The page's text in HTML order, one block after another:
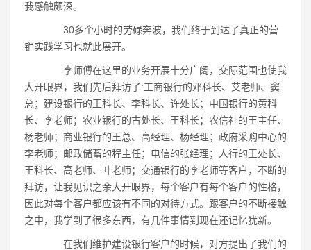
我感触颇深。
30多个小时的劳碌奔波，我们终于到达了真正的营
销实践学习也就此展开。
李师傅在这里的业务开展十分广阔，交际范围也使我
大开眼界，我们先后拜访了:工商银行的邓科长、艾老师、窦
总；建设银行的王科长、李科长、许处长；中国银行的黄科
长、李老师；农业银行的古处长、王科长；农信社的王主任、
杨老师；商业银行的王总、高经理、杨经理；政府采购中心的
李老师；邮政储蓄的程主任；电信的张经理；人行的王处长、
王科长、高老师、叶老师；交通银行的李老师等客户，不断的
拜访，让我见识之余大开眼界，每个客户有每个客户的性格，
因此对每个客户都应该有不同的对待方式。跟客户的不断接触
之中，我学到了很多东西，有几件事情到现在还记忆犹新。
在我们维护建设银行客户的时候，对方提出了我们的